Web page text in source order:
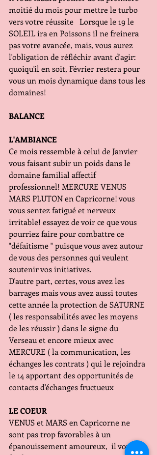
moitié du mois pour mettre le turbo
vers votre réussite   Lorsque le 19 le
SOLEIL ira en Poissons il ne freinera
pas votre avancée, mais, vous aurez
l'obligation de réfléchir avant d'agir:
quoiqu'il en soit, Février restera pour
vous un mois dynamique dans tous les
domaines!
BALANCE
L'AMBIANCE
Ce mois ressemble à celui de Janvier
vous faisant subir un poids dans le
domaine familial affectif
professionnel! MERCURE VENUS
MARS PLUTON en Capricorne! vous
vous sentez fatigué et nerveux
irritable! essayez de voir ce que vous
pourriez faire pour combattre ce
"défaitisme " puisque vous avez autour
de vous des personnes qui veulent
soutenir vos initiatives.
D'autre part, certes, vous avez les
barrages mais vous avez aussi toutes
cette année la protection de SATURNE
( les responsabilités avec les moyens
de les réussir ) dans le signe du
Verseau et encore mieux avec
MERCURE ( la communication, les
échanges les contrats ) qui le rejoindra
le 14 apportant des opportunités de
contacts d'échanges fructueux
LE COEUR
VENUS et MARS en Capricorne ne
sont pas trop favorables à un
épanouissement amoureux,  il vous